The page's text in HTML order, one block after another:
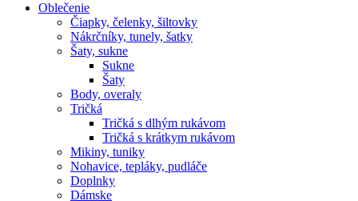
Oblečenie
Čiapky, čelenky, šiltovky
Nákrčníky, tunely, šatky
Šaty, sukne
Sukne
Šaty
Body, overaly
Tričká
Tričká s dlhým rukávom
Tričká s krátkym rukávom
Mikiny, tuniky
Nohavice, tepláky, pudláče
Doplnky
Dámske